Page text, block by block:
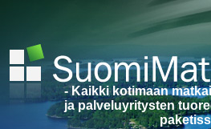
- Kaikki kotimaan
ja palveluyritysten